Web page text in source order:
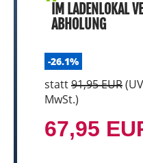
IM LADENLOKAL
ABHOLUNG
-26.1%
statt91,95 EUR(
MwSt.)
67,95